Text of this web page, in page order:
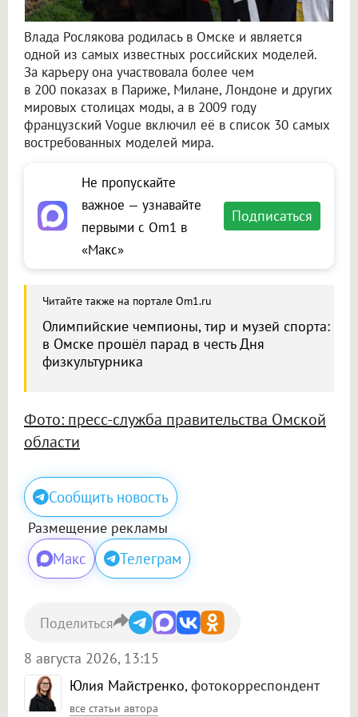
Влада Рослякова родилась в Омске и является
одной из самых известных российских моделей.
За карьеру она участвовала более чем
в 200 показах в Париже, Милане, Лондоне и других
мировых столицах моды, а в 2009 году
французский Vogue включил её в список 30 самых
востребованных моделей мира.
Не пропускайте
важное — узнавайте
первыми с Om1 в
«Макс»
Подписаться
Читайте также на портале Om1.ru
Олимпийские чемпионы, тир и музей спорта:
в Омске прошёл парад в честь Дня
физкультурника
Фото: пресс-служба правительства Омской
области
Сообщить новость
Размещение рекламы
Макс Телеграм
Юлия Майстренко, фотокорреспондент
все статьи автора
8 августа 2026, 13:15
Поделиться